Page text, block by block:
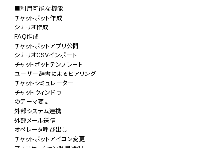
■利用可能な機能
チャットボット作成
シナリオ作成
FAQ作成
チャットボットアプリ公開
シナリオCSVインポート
チャットボットテンプレート
ユーザー辞書によるヒアリング
チャットシミュレーター
チャットウィンドウ
のテーマ変更
外部システム連携
外部メール送信
オペレータ呼び出し
チャットボットアイコン変更